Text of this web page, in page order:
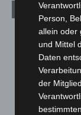
Archiv
August 2026
Juli 2026
Juni 2026(139)
Mai 2026(99)
April 2026(99)
Person,
allein oder
und Mittel
Daten
der